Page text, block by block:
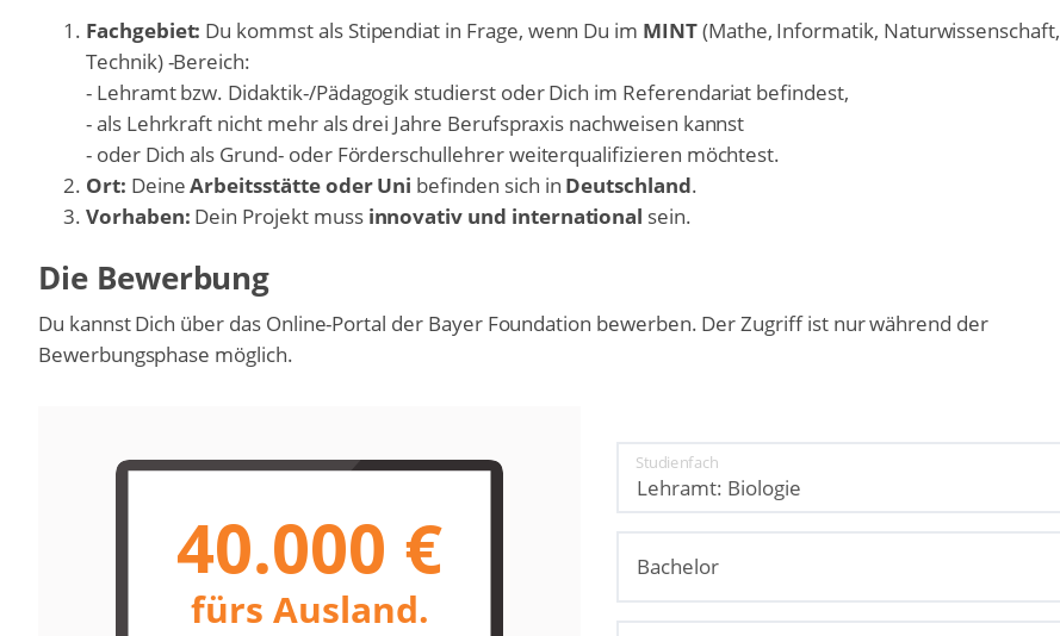
Fachgebiet: Du kommst als Stipendiat in Frage, wenn Du im MINT(Mathe, Informatik, Naturwissenschaft,
Technik) -Bereich:
- Lehramt bzw. Didaktik-/Pädagogik studierst oder Dich im Referendariat befindest,
- als Lehrkraft nicht mehr als drei Jahre Berufspraxis nachweisen kannst
- oder Dich als Grund- oder Förderschullehrer weiterqualifizieren möchtest.
Ort: DeineArbeitsstätte oder Uni befinden sich in Deutschland.
Vorhaben: Dein Projekt muss innovativ und international sein.
Die Bewerbung
Du kannst Dich über das Online-Portal der Bayer Foundation bewerben. Der Zugriff ist nur während der
Bewerbungsphase möglich.
40.000 €
fürs Ausland.
Studienfach